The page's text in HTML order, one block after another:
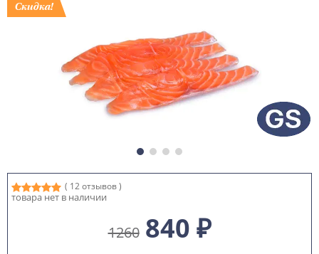
( 12 отзывов )
товара нет в наличии
1260 840 ₽